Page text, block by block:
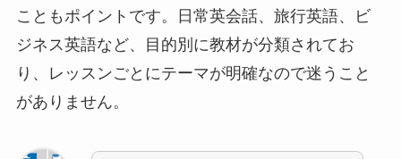
こともポイントです。日常英会話、旅行英語、ビ
ジネス英語など、目的別に教材が分類されてお
り、レッスンごとにテーマが明確なので迷うこと
がありません。